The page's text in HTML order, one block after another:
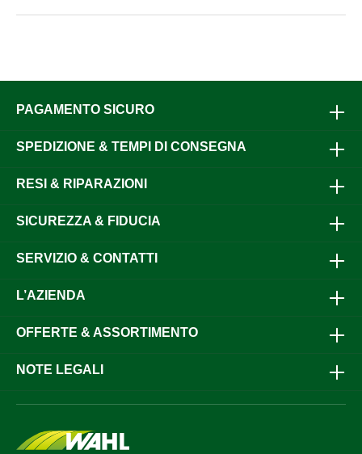
PAGAMENTO SICURO
SPEDIZIONE & TEMPI DI CONSEGNA
RESI & RIPARAZIONI
SICUREZZA & FIDUCIA
SERVIZIO & CONTATTI
L’AZIENDA
OFFERTE & ASSORTIMENTO
NOTE LEGALI